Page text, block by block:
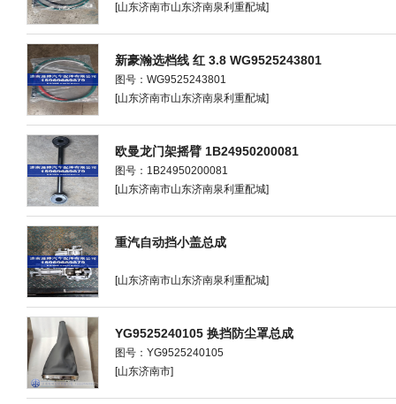
[山东济南市山东济南泉利重配城]
新豪瀚选档线 红 3.8 WG9525243801
图号：WG9525243801
[山东济南市山东济南泉利重配城]
欧曼龙门架摇臂 1B24950200081
图号：1B24950200081
[山东济南市山东济南泉利重配城]
重汽自动挡小盖总成
[山东济南市山东济南泉利重配城]
YG9525240105 换挡防尘罩总成
图号：YG9525240105
[山东济南市]